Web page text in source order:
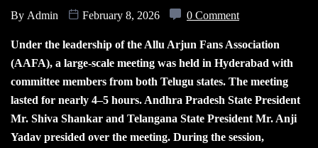
By Admin February 8, 2026 0 Comment
Under the leadership of the Allu Arjun Fans Association
(AAFA), a large-scale meeting was held in Hyderabad with
committee members from both Telugu states. The meeting
lasted for nearly 4–5 hours. Andhra Pradesh State President
Mr. Shiva Shankar and Telangana State President Mr. Anji
Yadav presided over the meeting. During the session,